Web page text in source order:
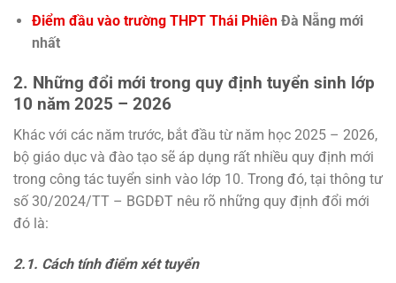
Điểm đầu vào trường THPT Thái PhiênĐà Nẵng mới
nhất
2. Những đổi mới trong quy định tuyển sinh lớp
10 năm 2025 – 2026
Khác với các năm trước, bắt đầu từ năm học 2025 – 2026,
bộ giáo dục và đào tạo sẽ áp dụng rất nhiều quy định mới
trong công tác tuyển sinh vào lớp 10. Trong đó, tại thông tư
số 30/2024/TT – BGDĐT nêu rõ những quy định đổi mới
đó là:
2.1. Cách tính điểm xét tuyển